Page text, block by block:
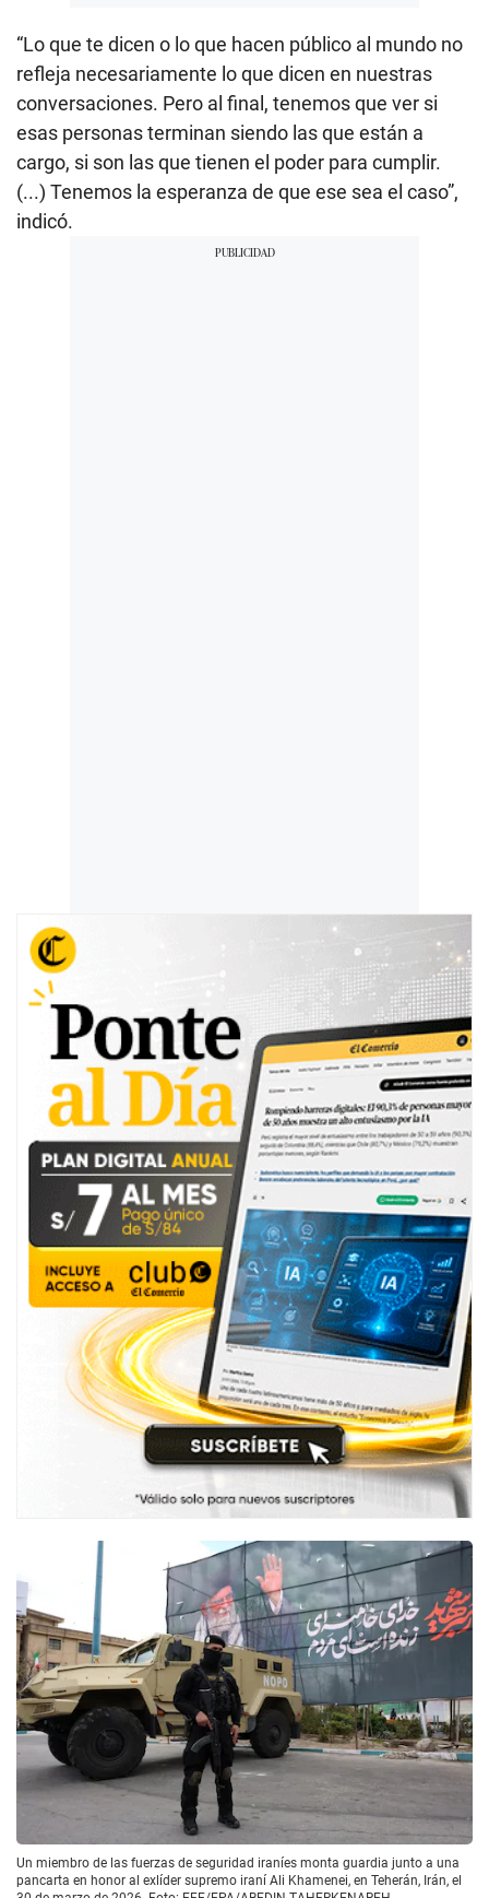
“Lo que te dicen o lo que hacen público al mundo no
refleja necesariamente lo que dicen en nuestras
conversaciones. Pero al final, tenemos que ver si
esas personas terminan siendo las que están a
cargo, si son las que tienen el poder para cumplir.
(...) Tenemos la esperanza de que ese sea el caso”,
indicó.
Un miembro de las fuerzas de seguridad iraníes monta guardia junto a una
pancarta en honor al exlíder supremo iraní Ali Khamenei, en Teherán, Irán, el